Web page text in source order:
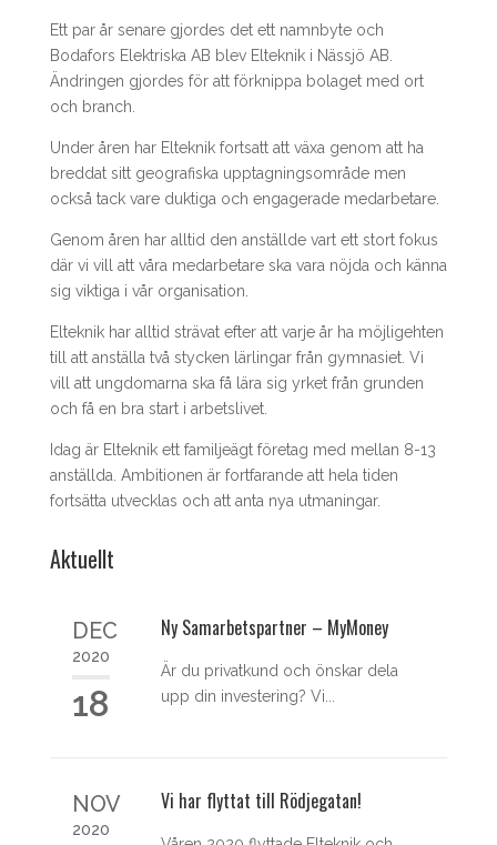
Ett par år senare gjordes det ett namnbyte och
Bodafors Elektriska AB blev Elteknik i Nässjö AB.
Ändringen gjordes för att förknippa bolaget med ort
och branch.
Under åren har Elteknik fortsatt att växa genom att ha
breddat sitt geografiska upptagningsområde men
också tack vare duktiga och engagerade medarbetare.
Genom åren har alltid den anställde vart ett stort fokus
där vi vill att våra medarbetare ska vara nöjda och känna
sig viktiga i vår organisation.
Elteknik har alltid strävat efter att varje år ha möjligehten
till att anställa två stycken lärlingar från gymnasiet. Vi
vill att ungdomarna ska få lära sig yrket från grunden
och få en bra start i arbetslivet.
Idag är Elteknik ett familjeägt företag med mellan 8-13
anställda. Ambitionen är fortfarande att hela tiden
fortsätta utvecklas och att anta nya utmaningar.
Aktuellt
DEC
2020
18
Ny Samarbetspartner – MyMoney
Är du privatkund och önskar dela
upp din investering? Vi...
NOV
2020
Vi har flyttat till Rödjegatan!